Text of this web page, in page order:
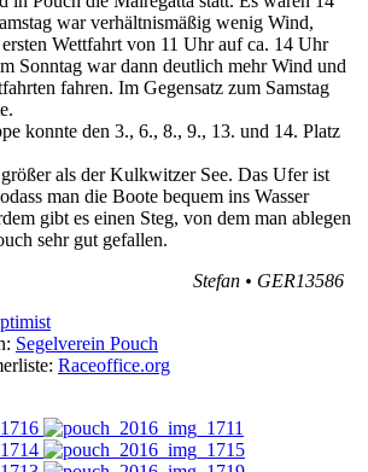
war verhältnismäßig wenig Wind,
Wettfahrt von 11 Uhr auf ca. 14 Uhr
Sonntag war dann deutlich mehr Wind und
fahren. Im Gegensatz zum Samstag
konnte den 3., 6., 8., 9., 13. und 14. Platz
als der Kulkwitzer See. Das Ufer ist
man die Boote bequem ins Wasser
gibt es einen Steg, von dem man ablegen
sehr gut gefallen.
Stefan • GER13586
Segelverein Pouch
Raceoffice.org